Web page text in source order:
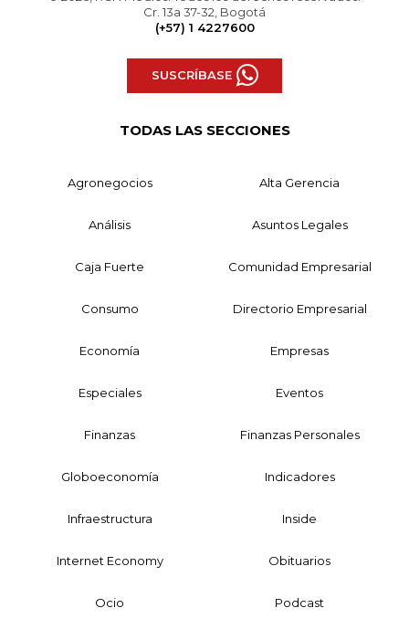
Cr. 13a 37-32, Bogotá
(+57) 1 4227600
SUSCRÍBASE
TODAS LAS SECCIONES
Agronegocios Alta Gerencia
Análisis Asuntos Legales
Caja Fuerte Comunidad Empresarial
Consumo Directorio Empresarial
Economía Empresas
Especiales Eventos
Finanzas Finanzas Personales
Globoeconomía Indicadores
Infraestructura Inside
Internet Economy Obituarios
Ocio Podcast